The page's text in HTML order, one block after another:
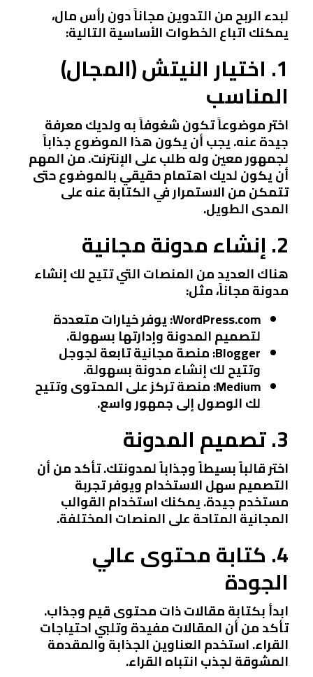
لبدء الربح من التدوين مجاناً دون رأس مال،
يمكنك اتباع الخطوات الأساسية التالية:
1. اختيار النيتش (المجال)
المناسب
اختر موضوعاً تكون شغوفاً به ولديك معرفة
جيدة عنه. يجب أن يكون هذا الموضوع جذاباً
لجمهور معين وله طلب على الإنترنت. من المهم
أن يكون لديك اهتمام حقيقي بالموضوع حتى
تتمكن من الاستمرار في الكتابة عنه على
المدى الطويل.
2. إنشاء مدونة مجانية
هناك العديد من المنصات التي تتيح لك إنشاء
مدونة مجاناً، مثل:
WordPress.com: يوفر خيارات متعددة
لتصميم المدونة وإدارتها بسهولة.
Blogger: منصة مجانية تابعة لجوجل
وتتيح لك إنشاء مدونة بسهولة.
Medium: منصة تركز على المحتوى وتتيح
لك الوصول إلى جمهور واسع.
3. تصميم المدونة
اختر قالباً بسيطاً وجذاباً لمدونتك. تأكد من أن
التصميم سهل الاستخدام ويوفر تجربة
مستخدم جيدة. يمكنك استخدام القوالب
المجانية المتاحة على المنصات المختلفة.
4. كتابة محتوى عالي
الجودة
ابدأ بكتابة مقالات ذات محتوى قيم وجذاب.
تأكد من أن المقالات مفيدة وتلبي احتياجات
القراء. استخدم العناوين الجذابة والمقدمة
المشوقة لجذب انتباه القراء.